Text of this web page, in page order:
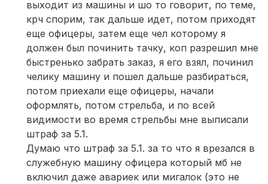
выходит из машины и шо то говорит, по теме,
крч спорим, так дальше идет, потом приходят
еще офицеры, затем еще чел которому я
должен был починить тачку, коп разрешил мне
быстренько забрать заказ, я его взял, починил
челику машину и пошел дальше разбираться,
потом приехали еще офицеры, начали
оформлять, потом стрельба, и по всей
видимости во время стрельбы мне выписали
штраф за 5.1.
Думаю что штраф за 5.1. за то что я врезался в
служебную машину офицера который мб не
включил даже авариек или мигалок (это не